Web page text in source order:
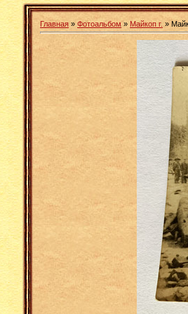
Главная » Фотоальбом» Майкоп г. »